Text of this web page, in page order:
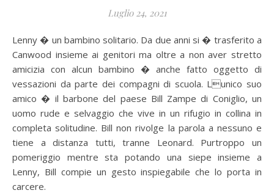
Luglio 24, 2021
Lenny � un bambino solitario. Da due anni si � trasferito a
Canwood insieme ai genitori ma oltre a non aver stretto
amicizia con alcun bambino � anche fatto oggetto di
vessazioni da parte dei compagni di scuola. Lunico suo
amico � il barbone del paese Bill Zampe di Coniglio, un
uomo rude e selvaggio che vive in un rifugio in collina in
completa solitudine. Bill non rivolge la parola a nessuno e
tiene a distanza tutti, tranne Leonard. Purtroppo un
pomeriggio mentre sta potando una siepe insieme a
Lenny, Bill compie un gesto inspiegabile che lo porta in
carcere.